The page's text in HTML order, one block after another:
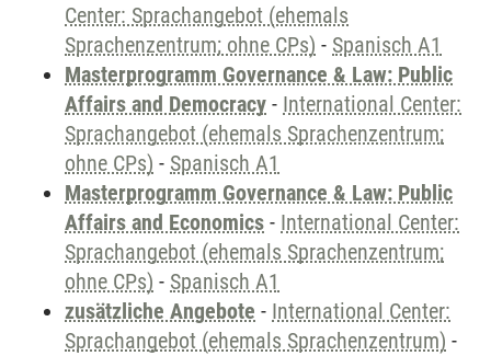
Center: Sprachangebot (ehemals
Sprachenzentrum; ohne CPs) - Spanisch A1
Masterprogramm Governance & Law: Public
Affairs and Democracy - International Center:
Sprachangebot (ehemals Sprachenzentrum;
ohne CPs) - Spanisch A1
Masterprogramm Governance & Law: Public
Affairs and Economics - International Center:
Sprachangebot (ehemals Sprachenzentrum;
ohne CPs) - Spanisch A1
zusätzliche Angebote - International Center:
Sprachangebot (ehemals Sprachenzentrum) -